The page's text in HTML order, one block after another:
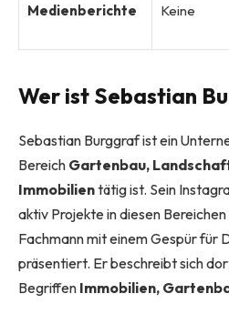
Medienberichte
Keine
Wer ist Sebastian
Sebastian Burggraf ist ein
Bereich Gartenbau,
Immobilientätig ist. Sein
aktiv Projekte in diesen
Fachmann mit einem Gespür für
präsentiert. Er beschreibt sich
Begriffen Immobilien,